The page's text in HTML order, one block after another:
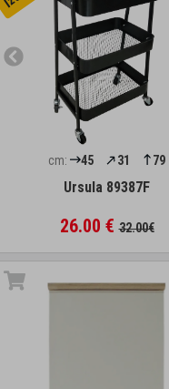
cm: 45 31 79
Ursula 89387F
26.00 €32.00€